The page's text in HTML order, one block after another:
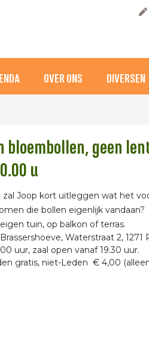
OVER ONS DIVERSEN
bloembollen, geen
u
zal Joop kort uitleggen wat het
die bollen eigenlijk
tuin, op balkon of terras.
Waterstraat 2, 1271
uur, zaal open vanaf 19.30 uur.
gratis, niet-Leden € 4,00